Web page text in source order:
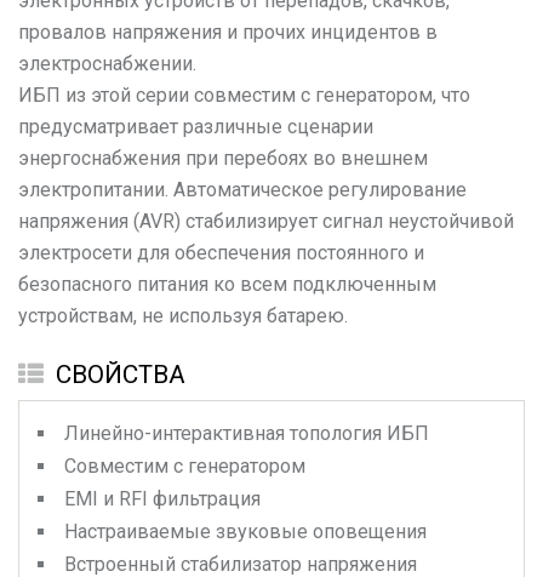
провалов напряжения и прочих инцидентов в
электроснабжении.
ИБП из этой серии совместим с генератором, что
предусматривает различные сценарии
энергоснабжения при перебоях во внешнем
электропитании. Автоматическое регулирование
напряжения (AVR) стабилизирует сигнал неустойчивой
электросети для обеспечения постоянного и
безопасного питания ко всем подключенным
устройствам, не используя батарею.
СВОЙСТВА
Линейно-интерактивная топология ИБП
Совместим с генератором
EMI и RFI фильтрация
Настраиваемые звуковые оповещения
Встроенный стабилизатор напряжения